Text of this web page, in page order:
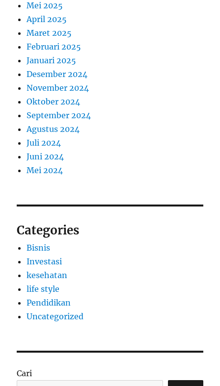
Mei 2025
April 2025
Maret 2025
Februari 2025
Januari 2025
Desember 2024
November 2024
Oktober 2024
September 2024
Agustus 2024
Juli 2024
Juni 2024
Mei 2024
Categories
Bisnis
Investasi
kesehatan
life style
Pendidikan
Uncategorized
Cari